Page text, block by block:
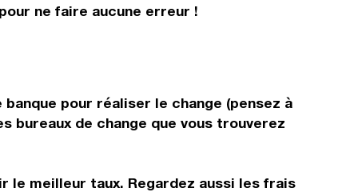
ne faire aucune erreur !
pour réaliser le change (pensez à
bureaux de change que vous trouverez
le meilleur taux. Regardez aussi les frais